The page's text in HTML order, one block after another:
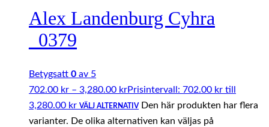
Alex Landenburg Cyhra
_0379
Betygsatt 0 av 5
702.00 kr – 3,280.00 krPrisintervall: 702.00 kr till
3,280.00 kr VÄLJ ALTERNATIV Den här produkten har flera
varianter. De olika alternativen kan väljas på